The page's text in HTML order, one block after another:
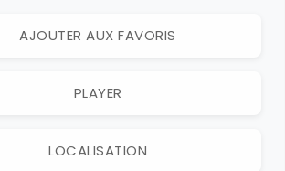
AJOUTER AUX FAVORIS
PLAYER
LOCALISATION